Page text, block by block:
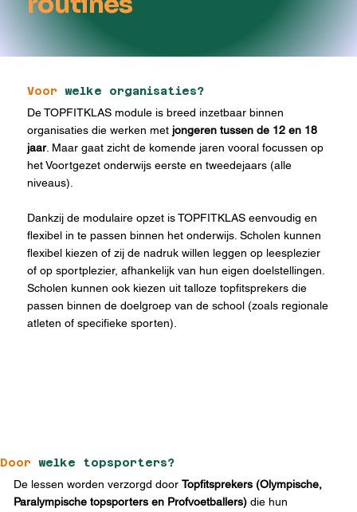
Voor welke organisaties?
De TOPFITKLAS module is breed inzetbaar binnen
organisaties die werken met jongeren tussen de 12 en 18
jaar. Maar gaat zicht de komende jaren vooral focussen op
het Voortgezet onderwijs eerste en tweedejaars (alle
niveaus).
Dankzij de modulaire opzet is TOPFITKLAS eenvoudig en
flexibel in te passen binnen het onderwijs. Scholen kunnen
flexibel kiezen of zij de nadruk willen leggen op leesplezier
of op sportplezier, afhankelijk van hun eigen doelstellingen.
Scholen kunnen ook kiezen uit talloze topfitsprekers die
passen binnen de doelgroep van de school (zoals regionale
atleten of specifieke sporten).
Door welke topsporters?
De lessen worden verzorgd door Topfitsprekers (Olympische,
Paralympische topsporters en Profvoetballers)die hun